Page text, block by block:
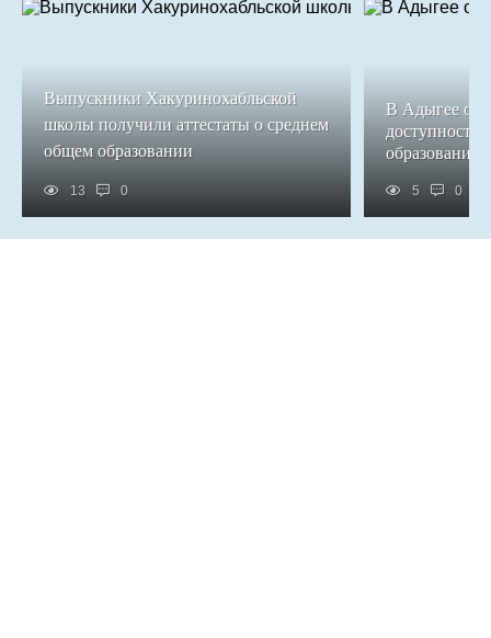
Выпускники Хакуринохабльской
школы получили аттестаты о среднем
общем образовании
13 0
В Адыгее
доступность
образования
5 0